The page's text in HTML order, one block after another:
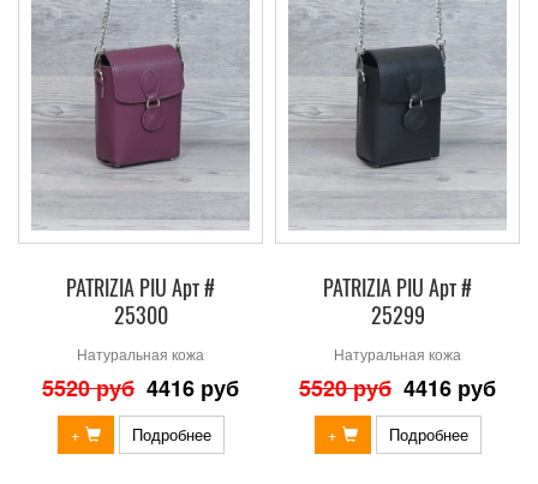
PATRIZIA PIU Арт #
25300
Натуральная кожа
5520 руб 4416 руб
+ Подробнее
PATRIZIA PIU Арт #
25299
Натуральная кожа
5520 руб 4416 руб
+ Подробнее